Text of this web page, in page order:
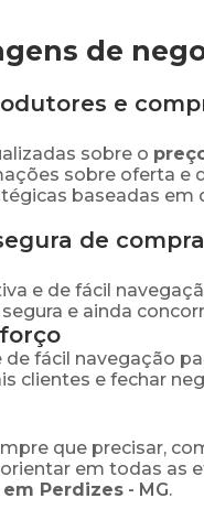
de
e
sobre o
sobre oferta e
baseadas em
de
e de fácil
e ainda
fácil navegação
clientes e fechar
que precisar,
em todas as
em Perdizes - MG.